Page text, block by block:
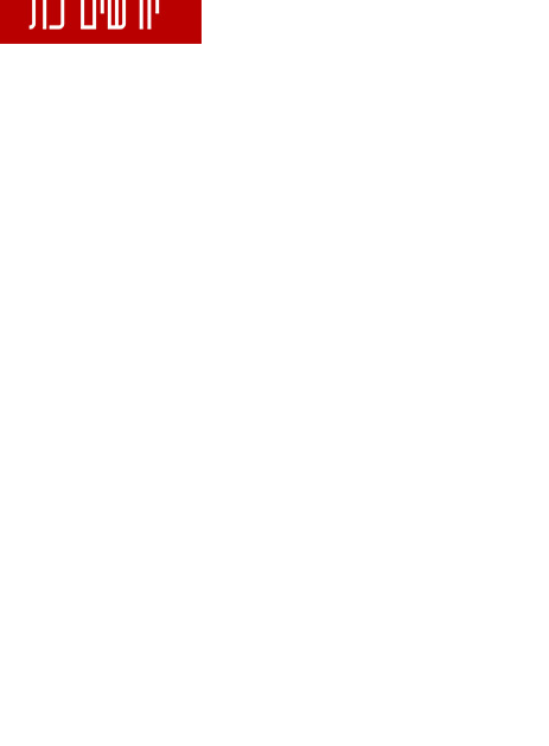
אביה בן דוד
אביה קופלמן